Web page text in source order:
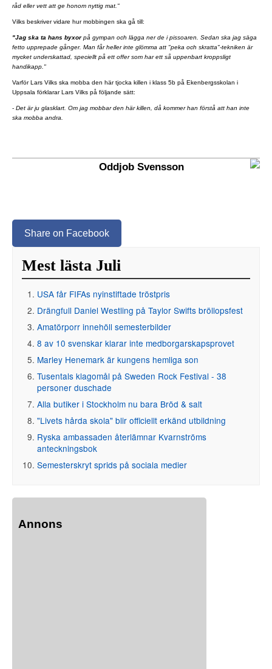
råd eller vett att ge honom nyttig mat."
Vilks beskriver vidare hur mobbingen ska gå till:
"Jag ska ta hans byxorpå gympan och lägga ner de i pissoaren. Sedan ska jag säga
fetto upprepade gånger. Man får heller inte glömma att "peka och skratta"-tekniken är
mycket underskattad, speciellt på ett offer som har ett så uppenbart kroppsligt
handikapp."
Varför Lars Vilks ska mobba den här tjocka killen i klass 5b på Ekenbergsskolan i
Uppsala förklarar Lars Vilks på följande sätt:
- Det är ju glasklart. Om jag mobbar den här killen, då kommer han förstå att han inte
ska mobba andra.
Oddjob Svensson
Share on Facebook
Mest lästa Juli
USA får FIFAs nyinstiftade tröstpris
Drängfull Daniel Westling på Taylor Swifts bröllopsfest
Amatörporr innehöll semesterbilder
8 av 10 svenskar klarar inte medborgarskapsprovet
Marley Henemark är kungens hemliga son
Tusentals klagomål på Sweden Rock Festival - 38
personer duschade
Alla butiker i Stockholm nu bara Bröd & salt
"Livets hårda skola" blir officiellt erkänd utbildning
Ryska ambassaden återlämnar Kvarnströms
anteckningsbok
Semesterskryt sprids på sociala medier
Annons